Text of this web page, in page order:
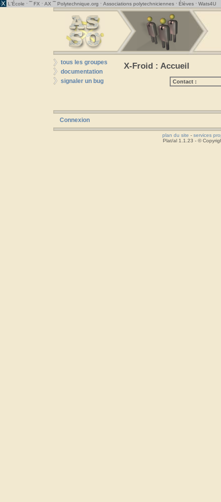
L'École · ˜˜ FX · AX ˜˜ Polytechnique.org · Associations polytechniciennes · Élèves · Wats4U
tous les groupes
documentation
signaler un bug
X-Froid : Accueil
Contact :
Connexion
plan du site - services
Plat/al 1.1.23 - ©